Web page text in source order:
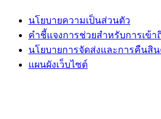
นโยบายความเป็นส่วนตัว
คําชี้แจงการช่วยสําหรับการเข้า
นโยบายการจัดส่งและการคืนสิ
แผนผังเว็บไซต์